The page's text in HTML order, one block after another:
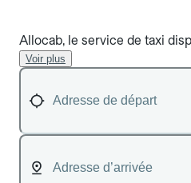
Allocab, le service de taxi
Voir plus